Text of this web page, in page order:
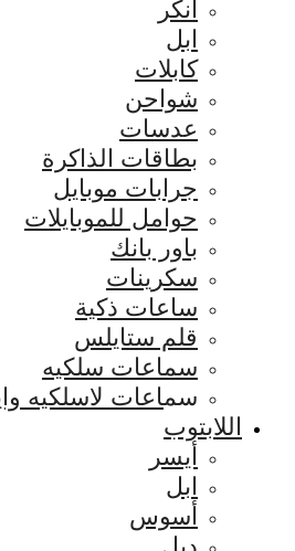
انكر
ابل
كابلات
شواحن
عدسات
بطاقات الذاكرة
جرابات موبايل
حوامل للموبايلات
باور بانك
سكرينات
ساعات ذكية
قلم ستايلس
سماعات سلكيه
سماعات لاسلكيه
اللابتوب
أيسر
ابل
أسوس